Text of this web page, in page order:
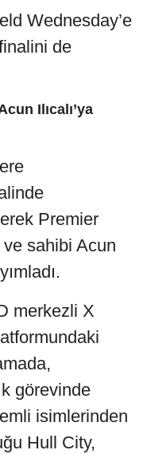
Wednesday’e
de
Ilıcalı’ya
Premier
ve sahibi Acun
merkezli X
görevinde
isimlerinden
Hull City,